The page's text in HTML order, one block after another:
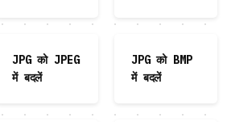
JPG को JPEG
में बदलें
JPG को BMP
में बदलें